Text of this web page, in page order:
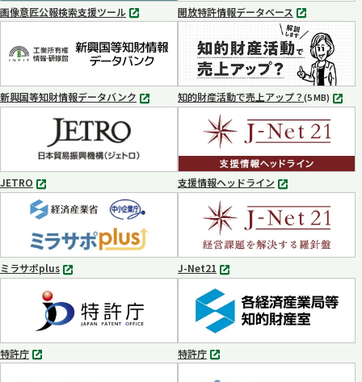
画像意匠公報検索支援ツール
別
ブ
で
く
開放特許情報データベース
別
タ
ブ
で
開
く
新興国等知財情報データバンク
別
開
く
知的財産活動で売上アップ？(5 MB) MP4
JETRO
別
タ
ブ
で
開
く
支援情報ヘッドライン
別
タ
ブ
で
開
く
ミラサポplus
別
ブ
で
開
く
J-Net21
別
タ
ブ
で
開
く
特許庁
別
特許庁
別